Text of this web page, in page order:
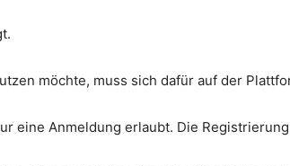
möchte, muss sich dafür auf der
eine Anmeldung erlaubt. Die